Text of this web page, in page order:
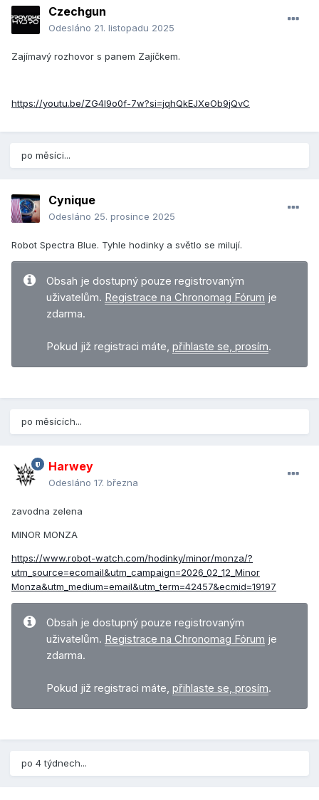
Czechgun
Odesláno 21. listopadu 2025
Zajímavý rozhovor s panem Zajíčkem.
https://youtu.be/ZG4l9o0f-7w?si=jqhQkEJXeOb9jQvC
po měsíci...
Cynique
Odesláno 25. prosince 2025
Robot Spectra Blue. Tyhle hodinky a světlo se milují.
Obsah je dostupný pouze registrovaným
uživatelům. Registrace na Chronomag Fórum je
zdarma.
Pokud již registraci máte, přihlaste se, prosím.
po měsících...
Harwey
Odesláno 17. března
zavodna zelena
MINOR MONZA
https://www.robot-watch.com/hodinky/minor/monza/?
utm_source=ecomail&utm_campaign=2026_02_12_Minor
Monza&utm_medium=email&utm_term=42457&ecmid=19197
Obsah je dostupný pouze registrovaným
uživatelům. Registrace na Chronomag Fórum je
zdarma.
Pokud již registraci máte, přihlaste se, prosím.
po 4 týdnech...